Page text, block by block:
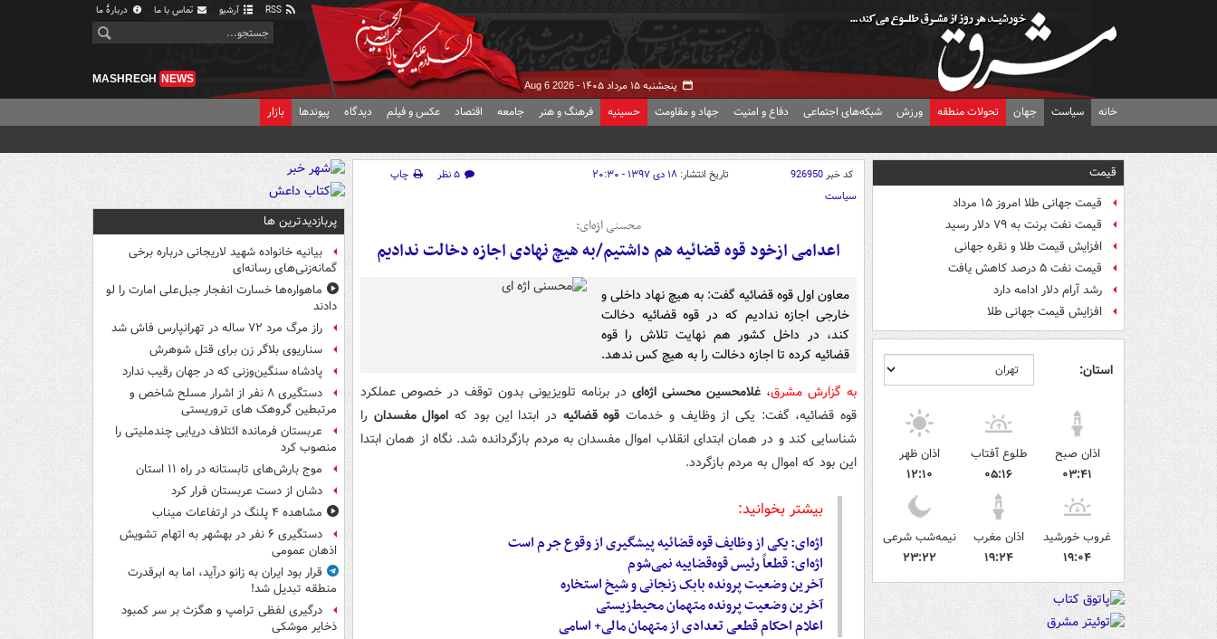
آرشیو تماس با ما دربارهٔ ما
پنجشنبه ۱۵ مرداد ۱۴۰۵ - Aug 6 2026
MASHREGH NEWS
خانه سیاست جهان تحولات منطقه ورزش شبکه‌های اجتماعی دفاع و امنیت جهاد و مقاومت حسینیه فرهنگ و هنر جامعه اقتصاد عکس و فیلم دیدگاه پیوندها بازار
قیمت
قیمت جهانی طلا امروز ۱۵ مرداد
قیمت نفت برنت به ۷۹ دلار رسید
افزایش قیمت طلا و نقره جهانی
قیمت نفت ۵ درصد کاهش یافت
رشد آرام دلار ادامه دارد
افزایش قیمت جهانی طلا
استان:
اذان صبح
۰۳:۴۱
طلوع آفتاب
۰۵:۱۶
اذان ظهر
۱۲:۱۰
غروب خورشید
۱۹:۰۴
اذان مغرب
۱۹:۲۴
نیمه‌شب شرعی
۲۳:۲۲
کد خبر926950 تاریخ انتشار: ۱۸ دی ۱۳۹۷ - ۲۰:۳۰ ۵ نظر
چاپ
سیاست
محسنی اژه‌ای:
اعدامی ازخود قوه قضائیه هم داشتیم/به هیچ نهادی اجازه دخالت ندادیم
معاون اول قوه قضائیه گفت: به هیچ نهاد داخلی و
خارجی اجازه ندادیم که در قوه قضائیه دخالت
کند، در داخل کشور هم نهایت تلاش را قوه
قضائیه کرده تا اجازه دخالت را به هیچ کس ندهد.
به گزارش مشرق، غلامحسین محسنی اژه‌ای در برنامه تلویزیونی بدون توقف در خصوص عملکرد
قوه قضائیه، گفت: یکی از وظایف و خدماتقوه قضائیه در ابتدا این بود کهاموال مفسدان را
شناسایی کند و در همان ابتدای انقلاب اموال مفسدان به مردم بازگردانده شد. نگاه از همان ابتدا
این بود که اموال به مردم بازگردد.
بیشتر بخوانید:
اژه‌ای: یکی از وظایف قوه قضائیه پیشگیری از وقوع جرم است
اژه‌ای: قطعاً رئیس قوه‌قضاییه نمی‌شوم
آخرین وضعیت پرونده بابک زنجانی و شیخ استخاره
آخرین وضعیت پرونده متهمان محیط‌زیستی
اعلام احکام قطعی تعدادی از متهمان مالی+ اسامی
پربازدیدترین ها
بیانیه خانواده شهید لاریجانی درباره برخی
گمانه‌زنی‌های رسانه‌ای
ماهواره‌ها خسارت انفجار جبل‌علی امارت را لو
دادند
راز مرگ مرد ۷۲ ساله در تهرانپارس فاش شد
سناریوی بلاگر زن برای قتل شوهرش
پادشاه سنگین‌وزنی که در جهان رقیب ندارد
دستگیری ۸ نفر از اشرار مسلح شاخص و
مرتبطین گروهک های تروریستی
عربستان فرمانده ائتلاف دریایی چندملیتی را
منصوب کرد
موج بارش‌های تابستانه در راه ۱۱ استان
دشان از دست عربستان فرار کرد
مشاهده ۴ پلنگ در ارتفاعات میناب
دستگیری ۶ نفر در بهشهر به اتهام تشویش
اذهان عمومی
قرار بود ایران به زانو درآید، اما به ابرقدرت
منطقه تبدیل شد!
درگیری لفظی ترامپ و هگزث بر سر کمبود
ذخایر موشکی